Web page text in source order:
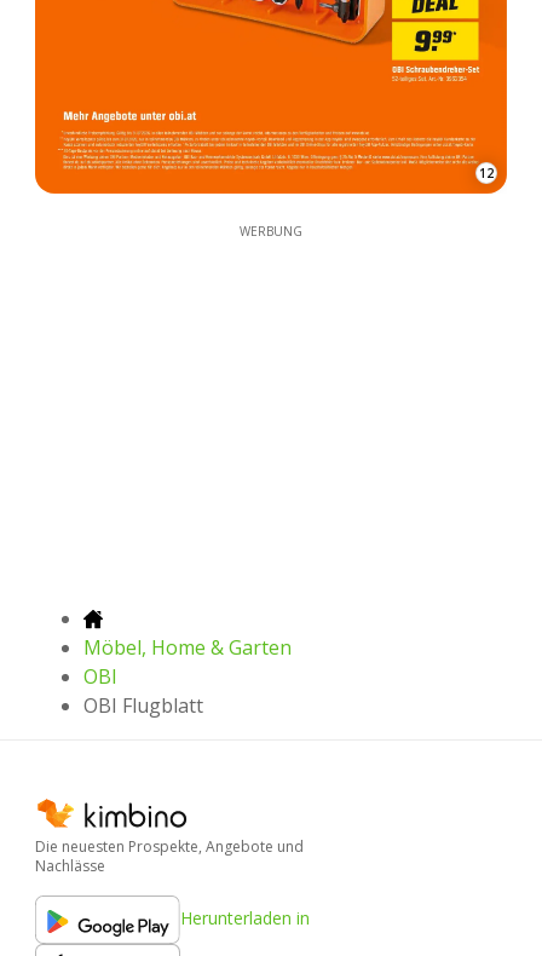
12
WERBUNG
Möbel, Home & Garten
OBI
OBI Flugblatt
Die neuesten Prospekte, Angebote und
Nachlässe
Herunterladen in